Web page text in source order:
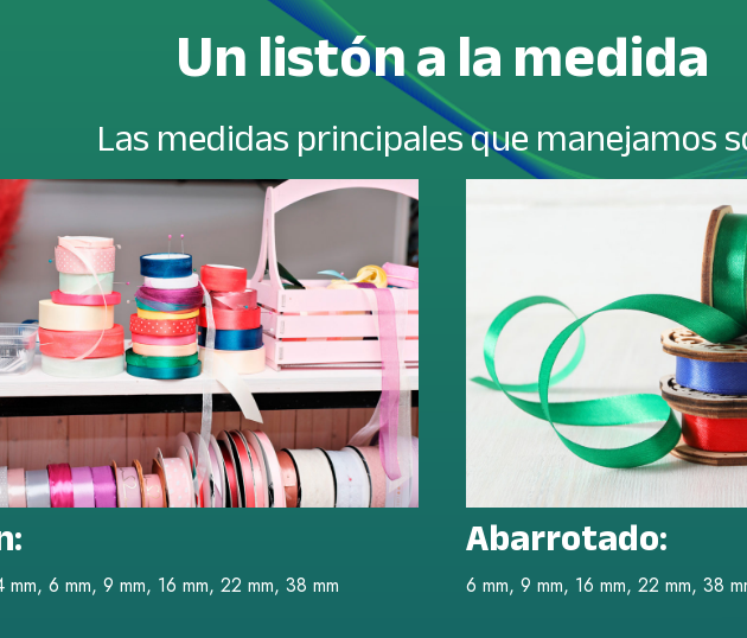
Un listón a la medida
Las medidas principales que manejamos
mm, 6 mm, 9 mm, 16 mm, 22 mm, 38 mm
Abarrotado:
6 mm, 9 mm, 16 mm, 22 mm, 38